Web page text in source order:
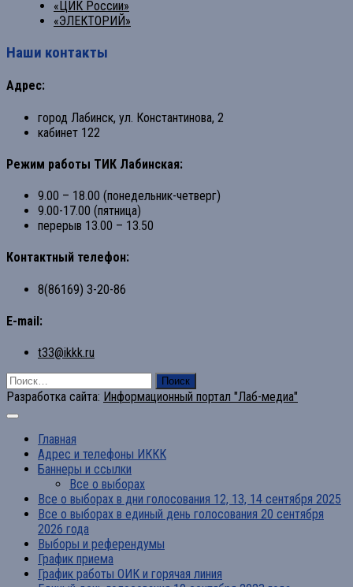
«ЦИК России»
«ЭЛЕКТОРИЙ»
Наши контакты
Адрес:
город Лабинск, ул. Константинова, 2
кабинет 122
Режим работы ТИК Лабинская:
9.00 – 18.00 (понедельник-четверг)
9.00-17.00 (пятница)
перерыв 13.00 – 13.50
Контактный телефон:
8(86169) 3-20-86
E-mail:
t33@ikkk.ru
Найти:
Разработка сайта: Информационный портал "Лаб-медиа"
Главная
Адрес и телефоны ИККК
Баннеры и ссылки
Все о выборах
Все о выборах в дни голосования 12, 13, 14 сентября 2025
Все о выборах в единый день голосования 20 сентября
2026 года
Выборы и референдумы
График приема
График работы ОИК и горячая линия